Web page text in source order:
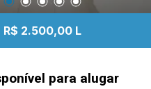
R$ 2.500,00 L
para alugar